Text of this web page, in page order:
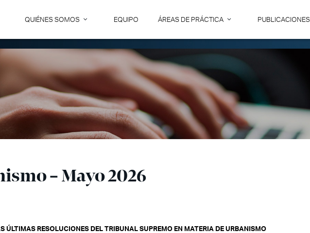
QUIÉNES SOMOS EQUIPO ÁREAS DE PRÁCTICA PUBLICACIONES
– Mayo 2026
ÚLTIMAS RESOLUCIONES DEL TRIBUNAL SUPREMO EN MATERIA DE URBANISMO